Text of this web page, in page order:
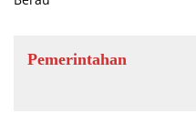
Pemerintahan